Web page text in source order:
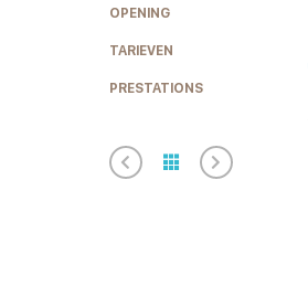
OPENING
TARIEVEN
PRESTATIONS